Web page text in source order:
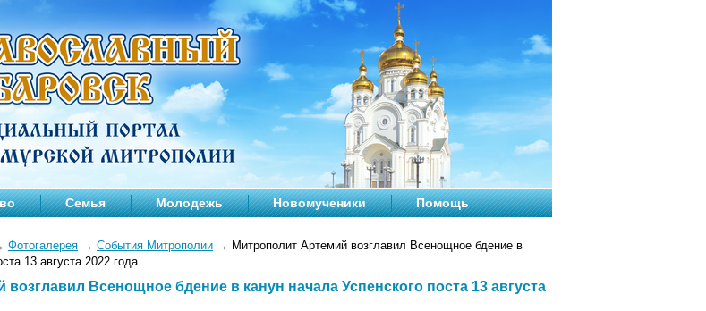
Семья Молодежь Новомученики Помощь
Фотогалерея → События Митрополии → Митрополит Артемий возглавил Всенощное бдение в
13 августа 2022 года
Всенощное бдение в канун начала Успенского поста 13 августа